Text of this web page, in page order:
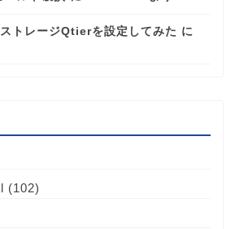
トレージQtierを設定してみた に
(102)